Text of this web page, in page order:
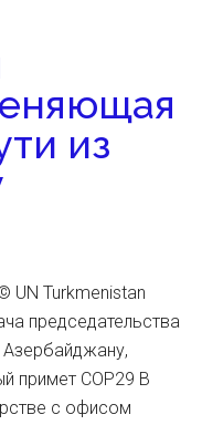
из
UN Turkmenistan
председательства
Азербайджану,
примет COP29 В
с офисом